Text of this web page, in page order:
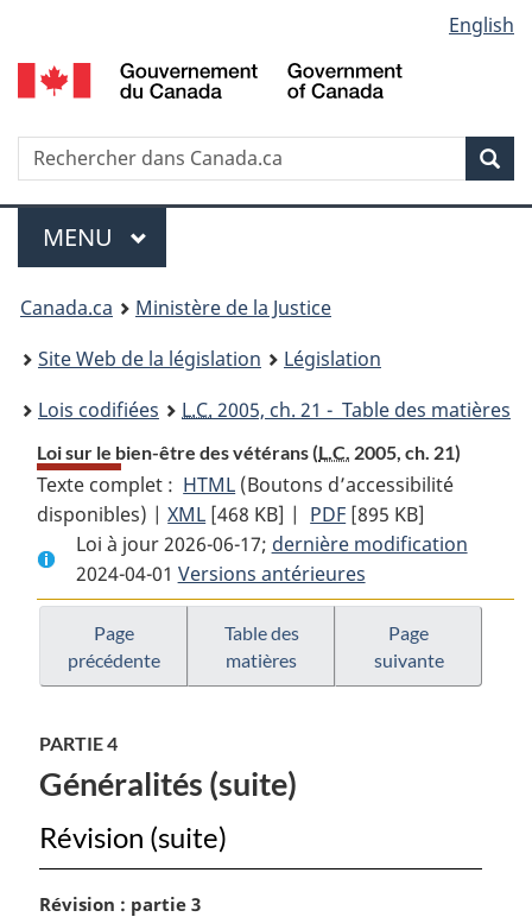
au
contenu
propos
de
la
HTML
simplifiée
selection
English
Recherche
Menu
MENU PRINCIPAL
You
are
here:
Canada.ca
Ministère de la Justice
Site Web de la législation
Législation
Lois codifiées
L.C. 2005, ch. 21 - Table des matières
Loi sur le bien-être des vétérans (L.C. 2005, ch. 21)
Texte complet : HTML Texte
complet
:
Loi
sur
le
bien-
être
(Boutons d’accessibilité
disponibles) |XML Texte
complet
:
Loi
sur
bien-
vétérans
[468 KB] | PDF Texte
complet
:
Loi
bien-
[895 KB]
Loi à jour 2026-06-17; dernière modification
2024-04-01 Versions antérieures
Page
précédente
Table des
matières
Page
suivante
PARTIE 4
Généralités (suite)
Révision (suite)
N
Révision : partie 3